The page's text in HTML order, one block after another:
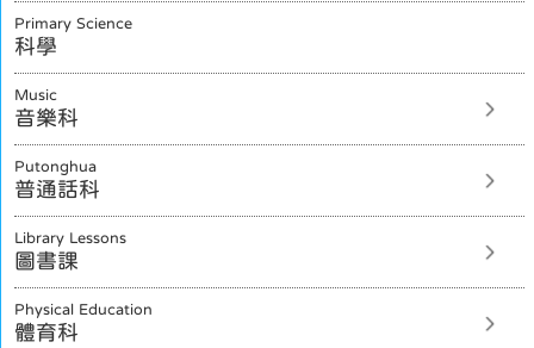
Primary Science
科學
Music
音樂科
Putonghua
普通話科
Library Lessons
圖書課
Physical Education
體育科